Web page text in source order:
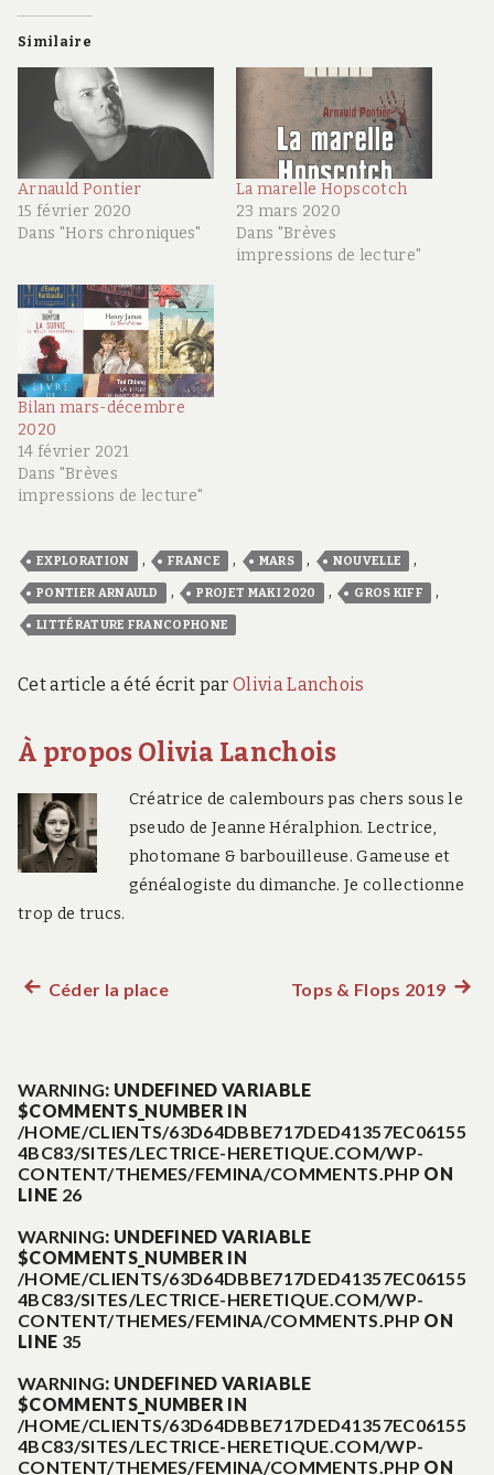
Similaire
Arnauld Pontier
15 février 2020
Dans "Hors chroniques"
La marelle Hopscotch
23 mars 2020
Dans "Brèves
impressions de lecture"
Bilan mars-décembre
2020
14 février 2021
Dans "Brèves
impressions de lecture"
EXPLORATION , FRANCE , MARS , NOUVELLE ,
PONTIER ARNAULD , PROJET MAKI 2020 , GROS KIFF ,
LITTÉRATURE FRANCOPHONE
Cet article a été écrit par Olivia Lanchois
À propos Olivia Lanchois
Créatrice de calembours pas chers sous le
pseudo de Jeanne Héralphion. Lectrice,
photomane & barbouilleuse. Gameuse et
généalogiste du dimanche. Je collectionne
trop de trucs.
l’article
Article
Céder la place Tops & Flops 2019
WARNING: UNDEFINED VARIABLE
$COMMENTS_NUMBER IN
/HOME/CLIENTS/63D64DBBE717DED41357EC06155
4BC83/SITES/LECTRICE-HERETIQUE.COM/WP-
CONTENT/THEMES/FEMINA/COMMENTS.PHP ON
LINE 26
WARNING: UNDEFINED VARIABLE
$COMMENTS_NUMBER IN
/HOME/CLIENTS/63D64DBBE717DED41357EC06155
4BC83/SITES/LECTRICE-HERETIQUE.COM/WP-
CONTENT/THEMES/FEMINA/COMMENTS.PHP ON
LINE 35
WARNING: UNDEFINED VARIABLE
$COMMENTS_NUMBER IN
/HOME/CLIENTS/63D64DBBE717DED41357EC06155
4BC83/SITES/LECTRICE-HERETIQUE.COM/WP-
CONTENT/THEMES/FEMINA/COMMENTS.PHP ON